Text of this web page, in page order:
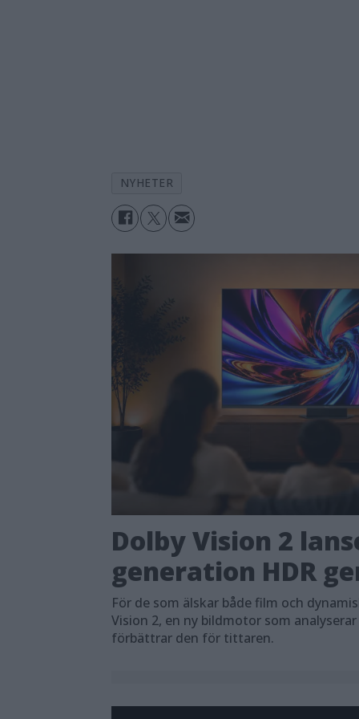
NYHETER
Dolby Vision 2
generation HDR
För de som älskar både film och
Vision 2, en ny bildmotor som
förbättrar den för tittaren.